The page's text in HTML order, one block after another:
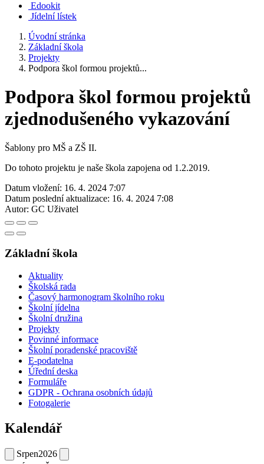
Edookit
Jídelní lístek
Úvodní stránka
Základní škola
Projekty
Podpora škol formou projektů...
Podpora škol formou projektů
zjednodušeného vykazování
Šablony pro MŠ a ZŠ II.
Do tohoto projektu je naše škola zapojena od 1.2.2019.
Datum vložení: 16. 4. 2024 7:07
Datum poslední aktualizace: 16. 4. 2024 7:08
Autor: GC Uživatel
Základní škola
Aktuality
Školská rada
Časový harmonogram školního roku
Školní jídelna
Školní družina
Projekty
Povinné informace
Školní poradenské pracoviště
E-podatelna
Úřední deska
Formuláře
GDPR - Ochrana osobních údajů
Fotogalerie
Kalendář
Srpen2026